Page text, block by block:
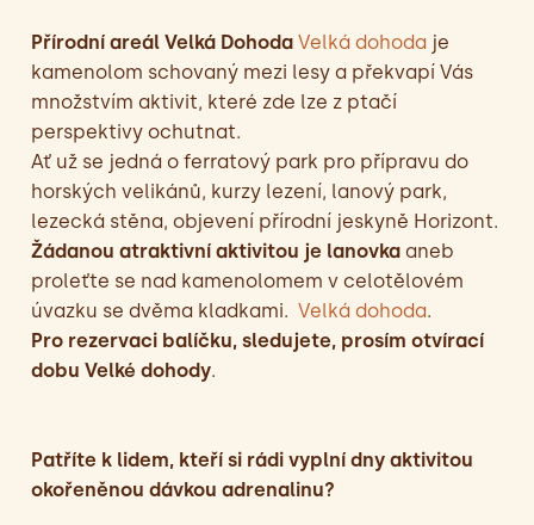
Přírodní areál Velká Dohoda Velká dohoda je
kamenolom schovaný mezi lesy a překvapí Vás
množstvím aktivit, které zde lze z ptačí
perspektivy ochutnat.
Ať už se jedná o ferratový park pro přípravu do
horských velikánů, kurzy lezení, lanový park,
lezecká stěna, objevení přírodní jeskyně Horizont.
Žádanou atraktivní aktivitou je lanovka aneb
proleťte se nad kamenolomem v celotělovém
úvazku se dvěma kladkami. Velká dohoda.
Pro rezervaci balíčku, sledujete, prosím otvírací
dobu Velké dohody.
Patříte k lidem, kteří si rádi vyplní dny aktivitou
okořeněnou dávkou adrenalinu?